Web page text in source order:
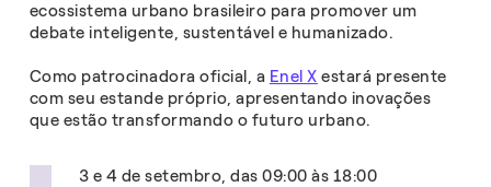
ecossistema urbano brasileiro para promover um
debate inteligente, sustentável e humanizado.
Como patrocinadora oficial, a Enel X estará presente
com seu estande próprio, apresentando inovações
que estão transformando o futuro urbano.
3 e 4 de setembro, das 09:00 às 18:00